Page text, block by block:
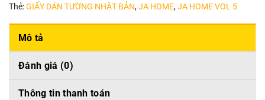
Thẻ:GIẤY DÁN TƯỜNG NHẬT BẢN,JA HOME,JA HOME VOL 5
Mô tả
Đánh giá (0)
Thông tin thanh toán